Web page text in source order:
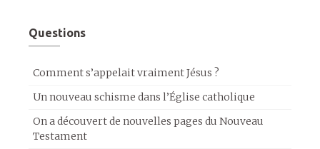
Questions
Comment s’appelait vraiment Jésus ?
Un nouveau schisme dans l’Église catholique
On a découvert de nouvelles pages du Nouveau
Testament